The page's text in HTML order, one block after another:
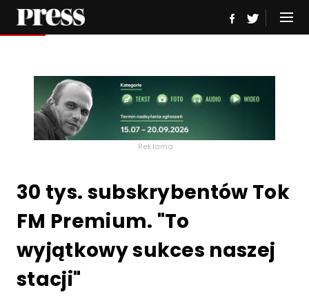
Reklama
30 tys. subskrybentów Tok
FM Premium. "To
wyjątkowy sukces naszej
stacji"